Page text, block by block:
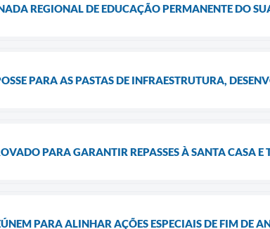
REGIONAL DE EDUCAÇÃO PERMANENTE DO
PARA AS PASTAS DE INFRAESTRUTURA,
PARA GARANTIR REPASSES À SANTA CASA
PARA ALINHAR AÇÕES ESPECIAIS DE FIM DE